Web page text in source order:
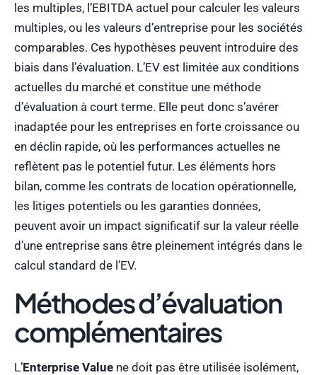
les multiples, l’EBITDA actuel pour calculer les valeurs
multiples, ou les valeurs d’entreprise pour les sociétés
comparables. Ces hypothèses peuvent introduire des
biais dans l’évaluation. L’EV est limitée aux conditions
actuelles du marché et constitue une méthode
d’évaluation à court terme. Elle peut donc s’avérer
inadaptée pour les entreprises en forte croissance ou
en déclin rapide, où les performances actuelles ne
reflètent pas le potentiel futur. Les éléments hors
bilan, comme les contrats de location opérationnelle,
les litiges potentiels ou les garanties données,
peuvent avoir un impact significatif sur la valeur réelle
d’une entreprise sans être pleinement intégrés dans le
calcul standard de l’EV.
Méthodes d’évaluation
complémentaires
L’Enterprise Value ne doit pas être utilisée isolément,